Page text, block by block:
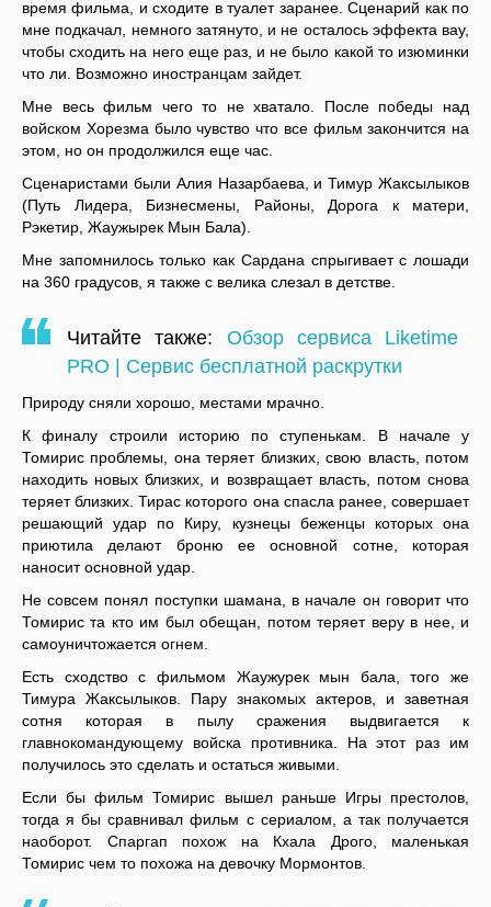
время фильма, и сходите в туалет заранее. Сценарий как по
мне подкачал, немного затянуто, и не осталось эффекта вау,
чтобы сходить на него еще раз, и не было какой то изюминки
что ли. Возможно иностранцам зайдет.
Мне весь фильм чего то не хватало. После победы над
войском Хорезма было чувство что все фильм закончится на
этом, но он продолжился еще час.
Сценаристами были Алия Назарбаева, и Тимур Жаксылыков
(Путь Лидера, Бизнесмены, Районы, Дорога к матери,
Рэкетир, Жаужырек Мын Бала).
Мне запомнилось только как Сардана спрыгивает с лошади
на 360 градусов, я также с велика слезал в детстве.
Читайте также: Обзор сервиса Liketime
PRO | Сервис бесплатной раскрутки
Природу сняли хорошо, местами мрачно.
К финалу строили историю по ступенькам. В начале у
Томирис проблемы, она теряет близких, свою власть, потом
находить новых близких, и возвращает власть, потом снова
теряет близких. Тирас которого она спасла ранее, совершает
решающий удар по Киру, кузнецы беженцы которых она
приютила делают броню ее основной сотне, которая
наносит основной удар.
Не совсем понял поступки шамана, в начале он говорит что
Томирис та кто им был обещан, потом теряет веру в нее, и
самоуничтожается огнем.
Есть сходство с фильмом Жаужурек мын бала, того же
Тимура Жаксылыков. Пару знакомых актеров, и заветная
сотня которая в пылу сражения выдвигается к
главнокомандующему войска противника. На этот раз им
получилось это сделать и остаться живыми.
Если бы фильм Томирис вышел раньше Игры престолов,
тогда я бы сравнивал фильм с сериалом, а так получается
наоборот. Спаргап похож на Кхала Дрого, маленькая
Томирис чем то похожа на девочку Мормонтов.